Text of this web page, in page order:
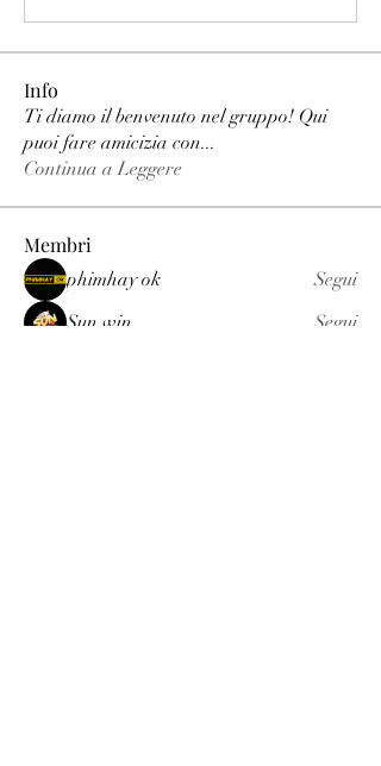
Info
Ti diamo il benvenuto nel gruppo! Qui
puoi fare amicizia con...
Continua a Leggere
Membri
phimhay ok
Segui
Sun win
Segui